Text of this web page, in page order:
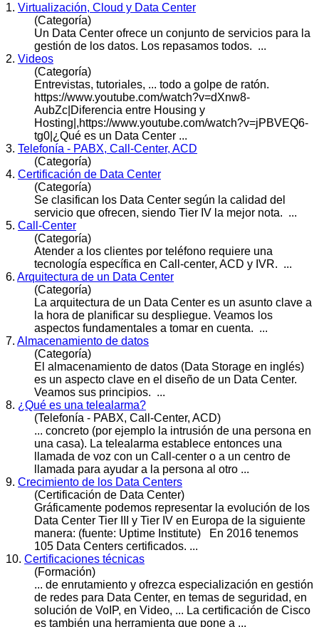
1. Virtualización, Cloud y Data Center
(Categoría)
Un Data Center ofrece un conjunto de servicios para la
gestión de los datos. Los repasamos todos. ...
2. Videos
(Categoría)
Entrevistas, tutoriales, ... todo a golpe de ratón.
https://www.youtube.com/watch?v=dXnw8-
AubZc|Diferencia entre Housing y
Hosting|,https://www.youtube.com/watch?v=jPBVEQ6-
tg0|¿Qué es un Data Center ...
3. Telefonía - PABX, Call-Center, ACD
(Categoría)
4. Certificación de Data Center
(Categoría)
Se clasifican los Data Center según la calidad del
servicio que ofrecen, siendo Tier IV la mejor nota. ...
5. Call-Center
(Categoría)
Atender a los clientes por teléfono requiere una
tecnología específica en Call-center, ACD y IVR. ...
6. Arquitectura de un Data Center
(Categoría)
La arquitectura de un Data Center es un asunto clave a
la hora de planificar su despliegue. Veamos los
aspectos fundamentales a tomar en cuenta. ...
7. Almacenamiento de datos
(Categoría)
El almacenamiento de datos (Data Storage en inglés)
es un aspecto clave en el diseño de un Data Center.
Veamos sus principios. ...
8. ¿Qué es una telealarma?
(Telefonía - PABX, Call-Center, ACD)
... concreto (por ejemplo la intrusión de una persona en
una casa). La telealarma establece entonces una
llamada de voz con un Call-center o a un centro de
llamada para ayudar a la persona al otro ...
9. Crecimiento de los Data Centers
(Certificación de Data Center)
Gráficamente podemos representar la evolución de los
Data Center Tier III y Tier IV en Europa de la siguiente
manera: (fuente: Uptime Institute) En 2016 tenemos
105 Data Centers certificados. ...
10. Certificaciones técnicas
(Formación)
... de enrutamiento y ofrezca especialización en gestión
de redes para Data Center, en temas de seguridad, en
solución de VoIP, en Video, ... La certificación de Cisco
es también una herramienta que pone a ...